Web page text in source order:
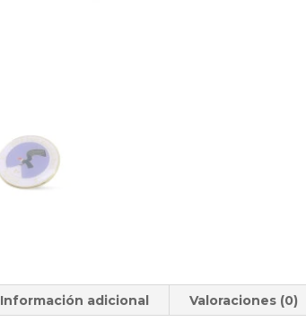
Información adicional Valoraciones (0)